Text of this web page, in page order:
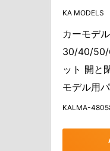
KA MODELS
カーモデ
30/40/50/
ット 開と
モデル用
KALMA-